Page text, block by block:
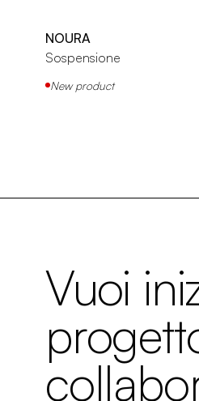
NOURA
Sospensione
New product
Vuoi